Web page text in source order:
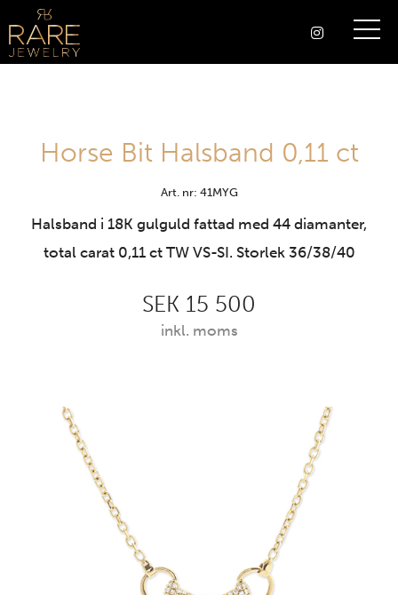
Horse Bit Halsband 0,11 ct
Art. nr: 41MYG
Halsband i 18K gulguld fattad med 44 diamanter,
total carat 0,11 ct TW VS-SI. Storlek 36/38/40
SEK 15 500
inkl. moms